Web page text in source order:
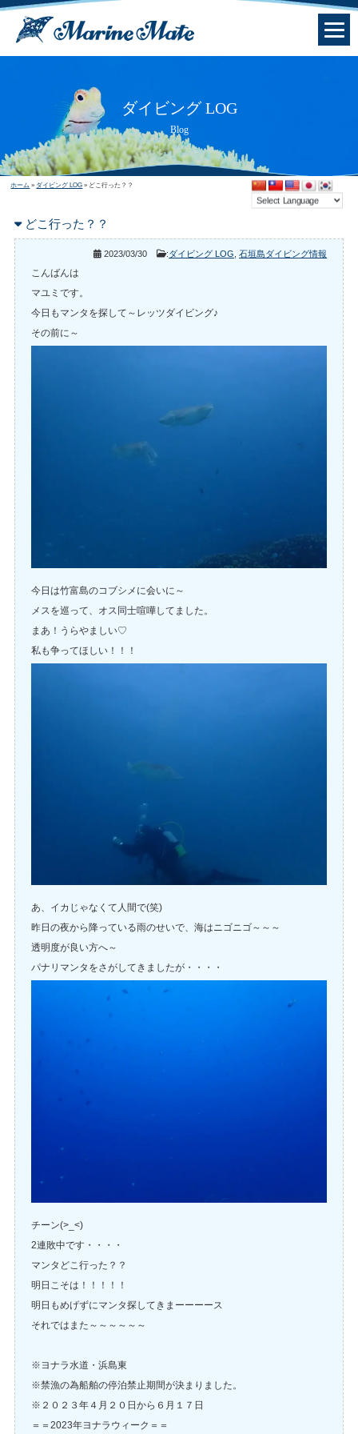
ダイビング LOG
Blog
ホーム » ダイビング LOG » どこ行った？？
どこ行った？？
2023/03/30 :ダイビング LOG ,石垣島ダイビング情報
こんばんは
マユミです。
今日もマンタを探して～レッツダイビング♪
その前に～
今日は竹富島のコブシメに会いに～
メスを巡って、オス同士喧嘩してました。
まあ！うらやましい♡
私も争ってほしい！！！
あ、イカじゃなくて人間で(笑)
昨日の夜から降っている雨のせいで、海はニゴニゴ～～～
透明度が良い方へ～
パナリマンタをさがしてきましたが・・・・
チーン(>_<)
2連敗中です・・・・
マンタどこ行った？？
明日こそは！！！！！
明日もめげずにマンタ探してきまーーーース
それではまた～～～～～～
※ヨナラ水道・浜島東
※禁漁の為船舶の停泊禁止期間が決まりました。
※２０２３年４月２０日から６月１７日
＝＝2023年ヨナラウィーク＝＝